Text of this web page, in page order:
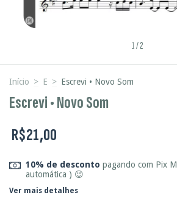
1/2
Início > E > Escrevi • Novo Som
Escrevi • Novo Som
R$21,00
10% de desconto pagando com Pix
automática ) 😉
Ver mais detalhes